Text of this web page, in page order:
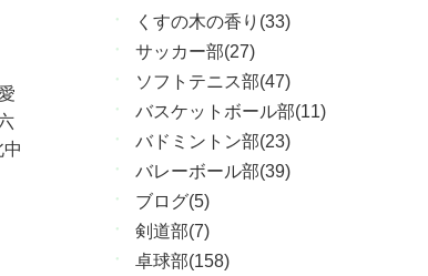
くすの木の香り(33)
サッカー部(27)
ソフトテニス部(47)
バスケットボール部(11)
バドミントン部(23)
バレーボール部(39)
ブログ(5)
剣道部(7)
卓球部(158)